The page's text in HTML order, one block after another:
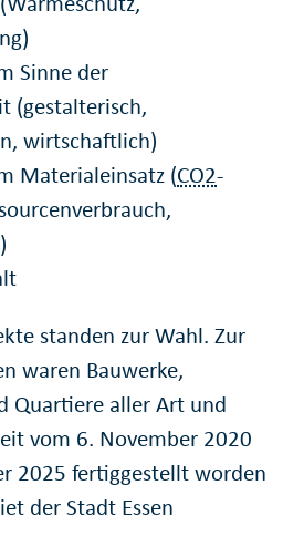
Sinne der
(gestalterisch,
wirtschaftlich)
Materialeinsatz (CO2-
standen zur Wahl. Zur
waren Bauwerke,
Quartiere aller Art und
vom 6. November 2020
2025 fertiggestellt worden
der Stadt Essen